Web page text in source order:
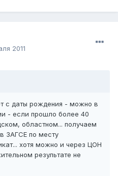
2011
с даты рождения - можно в
- если прошло более 40
областном... получаем
ЗАГСЕ по месту
хотя можно и через ЦОН
результате не